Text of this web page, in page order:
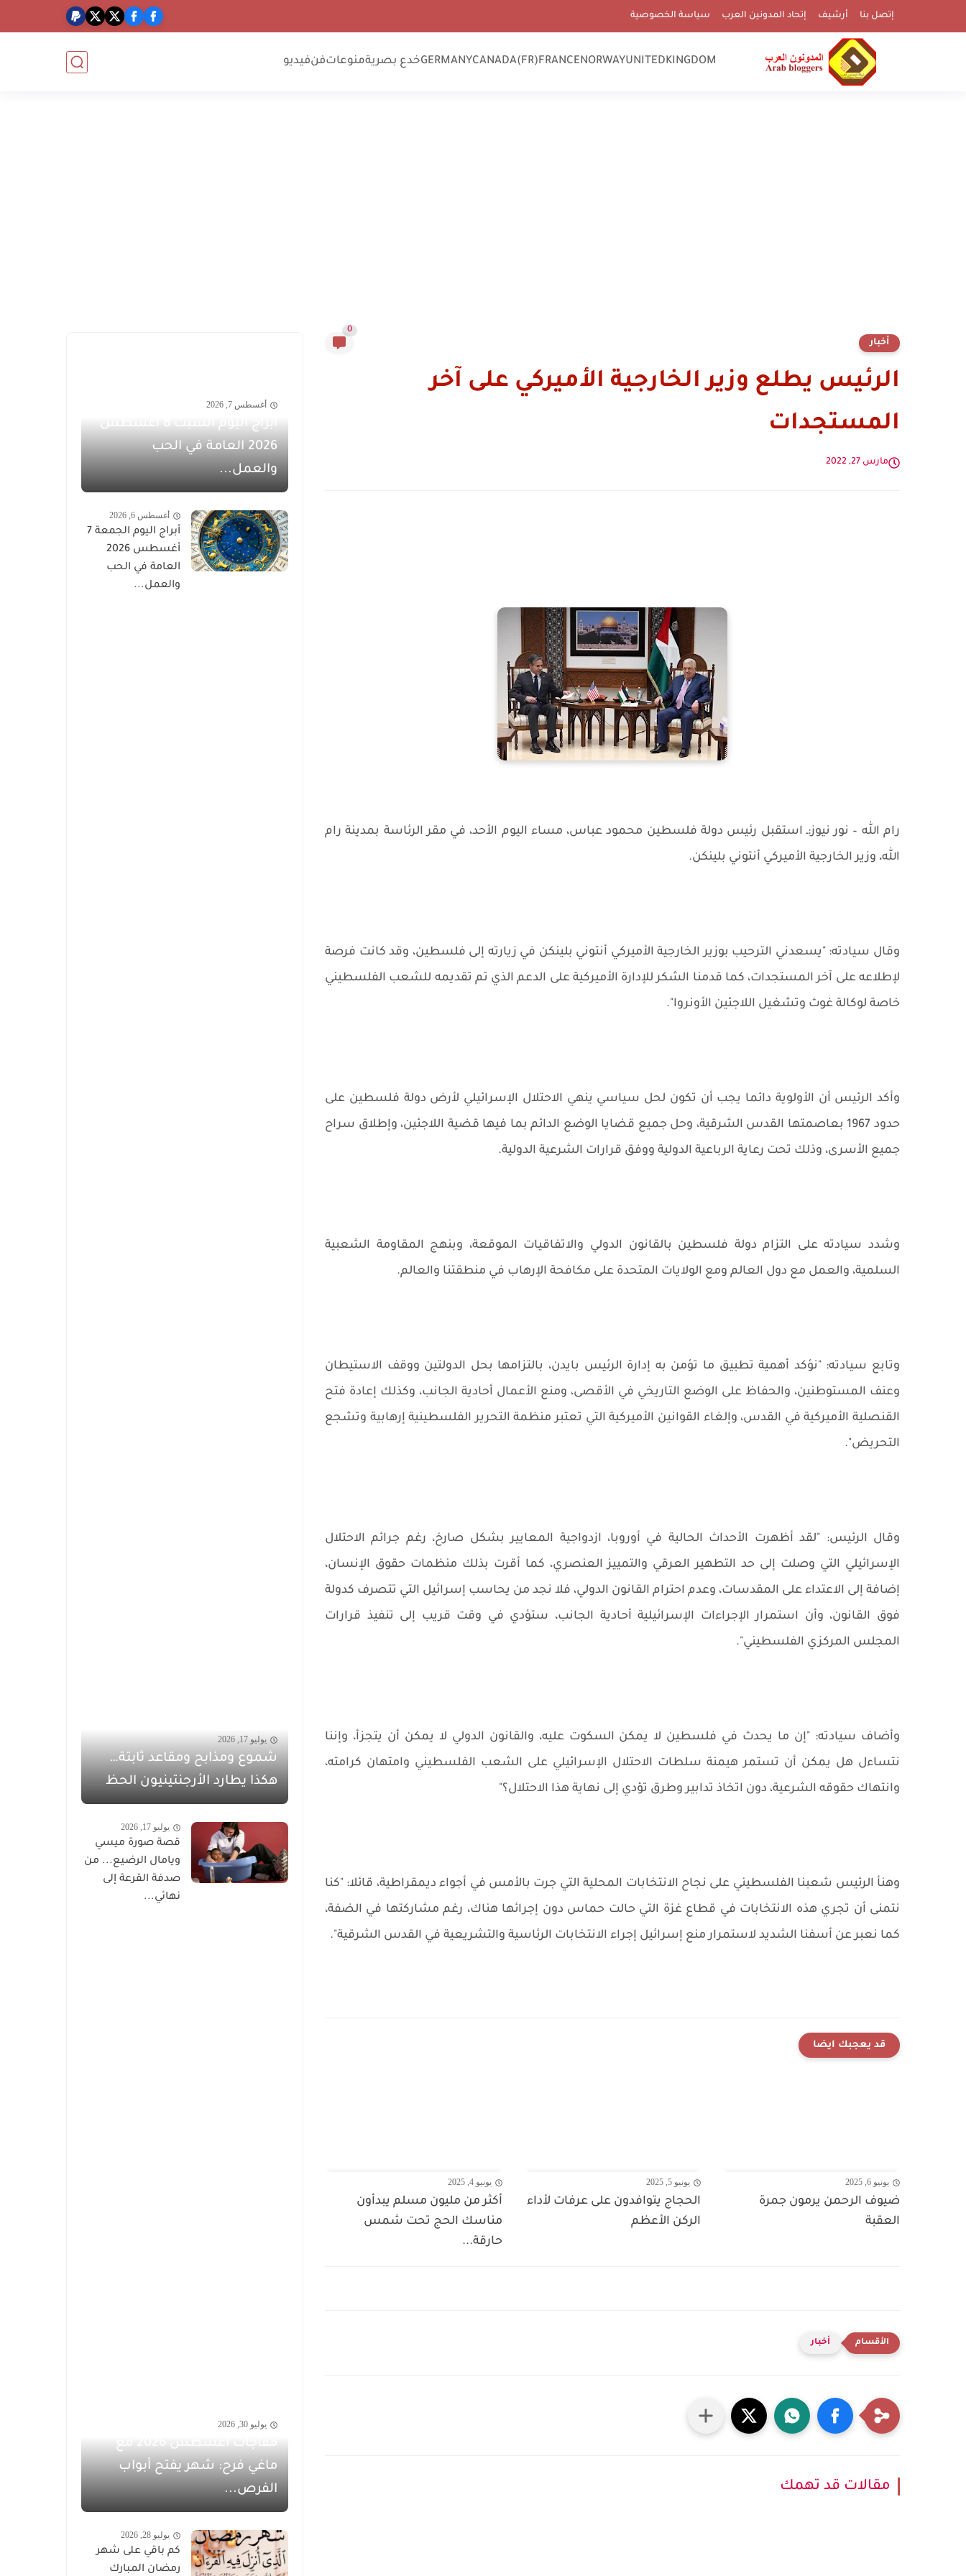
إتصل بنا أرشيف إتحاد المدونين العرب سياسة الخصوصية
UNITEDKINGDOM
NORWAY
FRANCE
CANADA(FR)
GERMANYخدع بصريةمنوعاتفنفيديو
أخبار
0
الرئيس يطلع وزير الخارجية الأميركي على آخر
المستجدات
مارس 27, 2022
رام الله – نور نيوز:ـ استقبل رئيس دولة فلسطين محمود عباس، مساء اليوم الأحد، في مقر الرئاسة بمدينة رام
الله، وزير الخارجية الأميركي أنتوني بلينكن.
وقال سيادته: "يسعدني الترحيب بوزير الخارجية الأميركي أنتوني بلينكن في زيارته إلى فلسطين، وقد كانت فرصة
لإطلاعه على آخر المستجدات، كما قدمنا الشكر للإدارة الأميركية على الدعم الذي تم تقديمه للشعب الفلسطيني
خاصة لوكالة غوث وتشغيل اللاجئين الأونروا".
وأكد الرئيس أن الأولوية دائما يجب أن تكون لحل سياسي ينهي الاحتلال الإسرائيلي لأرض دولة فلسطين على
حدود 1967 بعاصمتها القدس الشرقية، وحل جميع قضايا الوضع الدائم بما فيها قضية اللاجئين، وإطلاق سراح
جميع الأسرى، وذلك تحت رعاية الرباعية الدولية ووفق قرارات الشرعية الدولية.
وشدد سيادته على التزام دولة فلسطين بالقانون الدولي والاتفاقيات الموقعة، وبنهج المقاومة الشعبية
السلمية، والعمل مع دول العالم ومع الولايات المتحدة على مكافحة الإرهاب في منطقتنا والعالم.
وتابع سيادته: "نؤكد أهمية تطبيق ما تؤمن به إدارة الرئيس بايدن، بالتزامها بحل الدولتين ووقف الاستيطان
وعنف المستوطنين، والحفاظ على الوضع التاريخي في الأقصى، ومنع الأعمال أحادية الجانب، وكذلك إعادة فتح
القنصلية الأميركية في القدس، وإلغاء القوانين الأميركية التي تعتبر منظمة التحرير الفلسطينية إرهابية وتشجع
التحريض".
وقال الرئيس: "لقد أظهرت الأحداث الحالية في أوروبا، ازدواجية المعايير بشكل صارخ، رغم جرائم الاحتلال
الإسرائيلي التي وصلت إلى حد التطهير العرقي والتمييز العنصري، كما أقرت بذلك منظمات حقوق الإنسان،
إضافة إلى الاعتداء على المقدسات، وعدم احترام القانون الدولي، فلا نجد من يحاسب إسرائيل التي تتصرف كدولة
فوق القانون، وأن استمرار الإجراءات الإسرائيلية أحادية الجانب، ستؤدي في وقت قريب إلى تنفيذ قرارات
المجلس المركزي الفلسطيني".
وأضاف سيادته: "إن ما يحدث في فلسطين لا يمكن السكوت عليه، والقانون الدولي لا يمكن أن يتجزأ، وإننا
نتساءل هل يمكن أن تستمر هيمنة سلطات الاحتلال الإسرائيلي على الشعب الفلسطيني وامتهان كرامته،
وانتهاك حقوقه الشرعية، دون اتخاذ تدابير وطرق تؤدي إلى نهاية هذا الاحتلال؟"
وهنأ الرئيس شعبنا الفلسطيني على نجاح الانتخابات المحلية التي جرت بالأمس في أجواء ديمقراطية، قائلا: "كنا
نتمنى أن تجري هذه الانتخابات في قطاع غزة التي حالت حماس دون إجرائها هناك، رغم مشاركتها في الضفة،
كما نعبر عن أسفنا الشديد لاستمرار منع إسرائيل إجراء الانتخابات الرئاسية والتشريعية في القدس الشرقية".
قد يعجبك ايضا
يونيو 6, 2025
ضيوف الرحمن يرمون جمرة
العقبة
يونيو 5, 2025
الحجاج يتوافدون على عرفات لأداء
الركن الأعظم
يونيو 4, 2025
أكثر من مليون مسلم يبدأون
مناسك الحج تحت شمس
حارقة...
أخبار
مقالات قد تهمك
أغسطس 7, 2026
أبراج اليوم السبت 8 أغسطس
2026 العامة في الحب
والعمل...
أغسطس 6, 2026
أبراج اليوم الجمعة 7
أغسطس 2026
العامة في الحب
والعمل...
يوليو 17, 2026
شموع ومذابح ومقاعد ثابتة…
هكذا يطارد الأرجنتينيون الحظ
يوليو 17, 2026
قصة صورة ميسي
ويامال الرضيع... من
صدفة القرعة إلى
نهائي...
يوليو 30, 2026
مفاجآت أغسطس 2026 مع
ماغي فرح: شهر يفتح أبواب
الفرص...
يوليو 28, 2026
كم باقي على شهر
رمضان المبارك